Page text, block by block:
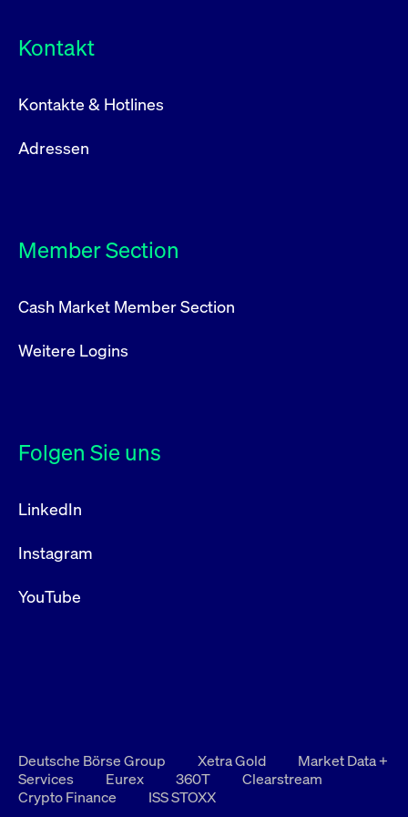
Kontakt
Kontakte & Hotlines
Adressen
Member Section
Cash Market Member Section
Weitere Logins
Folgen Sie uns
LinkedIn
Instagram
YouTube
Deutsche Börse Group Xetra Gold
Market Data +
Services
Eurex 360T
Clearstream
Crypto Finance
ISS STOXX